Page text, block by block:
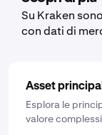
Su Kraken
con dati di
Asset
Esplora le
valore